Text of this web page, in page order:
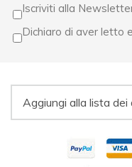
Iscriviti alla
Dichiaro di aver letto
Aggiungi alla lista dei